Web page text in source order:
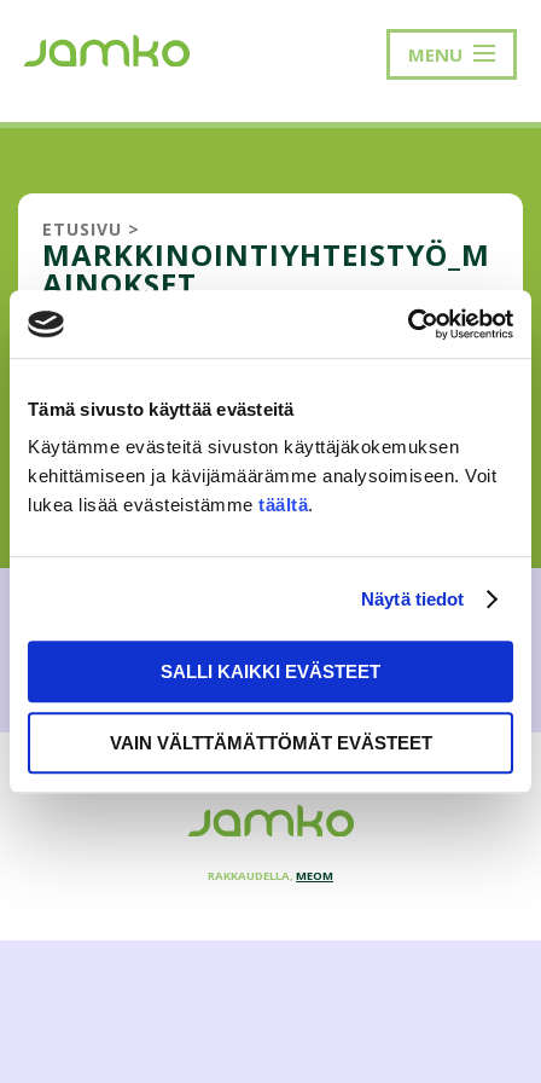
Tämä sivusto käyttää evästeitä
Käytämme evästeitä sivuston käyttäjäkokemuksen
kehittämiseen ja kävijämäärämme analysoimiseen. Voit
lukea lisää evästeistämme täältä.
Näytä tiedot
SALLI KAIKKI EVÄSTEET
VAIN VÄLTTÄMÄTTÖMÄT EVÄSTEET
MENU
ETUSIVU >
MARKKINOINTIYHTEISTYÖ_M
AINOKSET
12.3.2018
2017 08 FREETIME TK JAMKO2
RAKKAUDELLA, MEOM